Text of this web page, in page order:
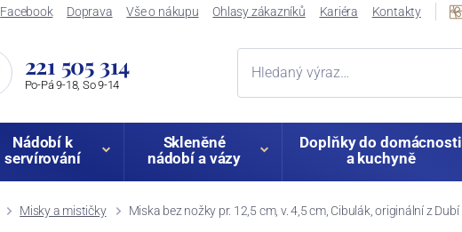
Facebook Doprava Vše o nákupu Ohlasy zákazníků Kariéra Kontakty
221 505 314
Po-Pá 9-18, So 9-14
Nádobí k
servírování
Skleněné
nádobí a vázy
Doplňky do domácnosti
a kuchyně
Misky a mističky Miska bez nožky pr. 12,5 cm, v. 4,5 cm, Cibulák, originální z Dubí